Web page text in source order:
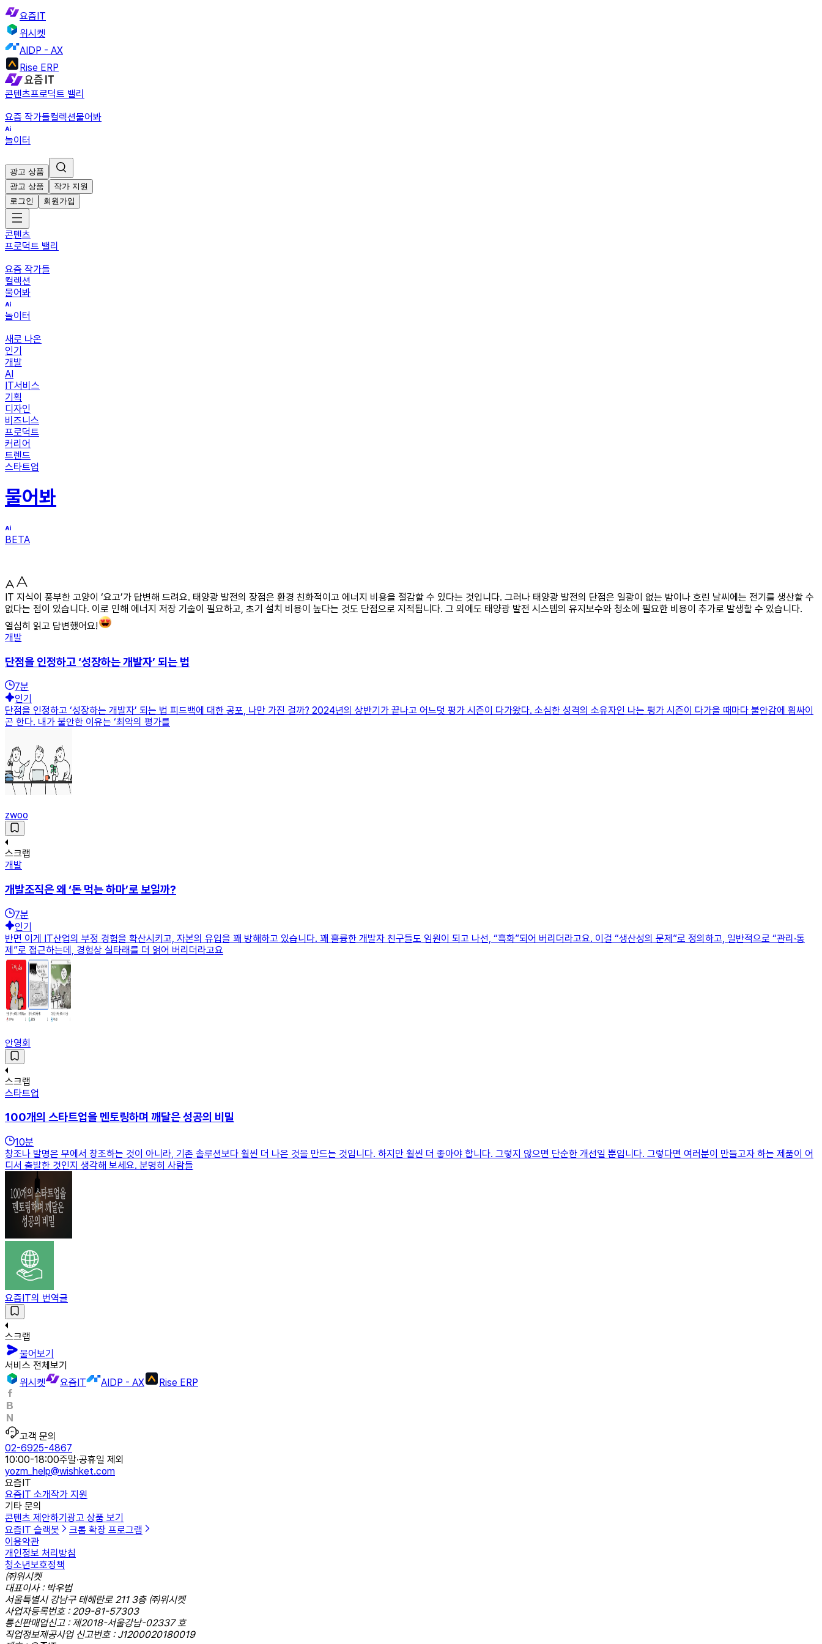
요즘IT
위시켓
AIDP - AX
Rise ERP
콘텐츠프로덕트 밸리
요즘 작가들컬렉션물어봐
놀이터
광고 상품
광고 상품
작가 지원
로그인
회원가입
콘텐츠
프로덕트 밸리
요즘 작가들
컬렉션
물어봐
놀이터
새로 나온
인기
개발
AI
IT서비스
기획
디자인
비즈니스
프로덕트
커리어
트렌드
스타트업
물어봐
BETA
IT 지식이 풍부한 고양이 ‘요고’가 답변해 드려요. 태양광 발전의 장점은 환경 친화적이고 에너지 비용을 절감할 수 있다는 것입니다. 그러나 태양광 발전의 단점은 일광이 없는 밤이나 흐린 날씨에는 전기를 생산할 수
없다는 점이 있습니다. 이로 인해 에너지 저장 기술이 필요하고, 초기 설치 비용이 높다는 것도 단점으로 지적됩니다. 그 외에도 태양광 발전 시스템의 유지보수와 청소에 필요한 비용이 추가로 발생할 수 있습니다.
열심히 읽고 답변했어요!
개발
단점을 인정하고 ‘성장하는 개발자’ 되는 법
7분
인기
단점을 인정하고 ‘성장하는 개발자’ 되는 법 피드백에 대한 공포, 나만 가진 걸까? 2024년의 상반기가 끝나고 어느덧 평가 시즌이 다가왔다. 소심한 성격의 소유자인 나는 평가 시즌이 다가올 때마다 불안감에 휩싸이
곤 한다. 내가 불안한 이유는 ‘최악의 평가를
zwoo
스크랩
개발
개발조직은 왜 ‘돈 먹는 하마’로 보일까?
7분
인기
반면 이게 IT산업의 부정 경험을 확산시키고, 자본의 유입을 꽤 방해하고 있습니다. 꽤 훌륭한 개발자 친구들도 임원이 되고 나선, “흑화”되어 버리더라고요. 이걸 “생산성의 문제”로 정의하고, 일반적으로 “관리∙통
제”로 접근하는데, 경험상 실타래를 더 얽어 버리더라고요
안영회
스크랩
스타트업
100개의 스타트업을 멘토링하며 깨달은 성공의 비밀
10분
창조나 발명은 무에서 창조하는 것이 아니라, 기존 솔루션보다 훨씬 더 나은 것을 만드는 것입니다. 하지만 훨씬 더 좋아야 합니다. 그렇지 않으면 단순한 개선일 뿐입니다. 그렇다면 여러분이 만들고자 하는 제품이 어
디서 출발한 것인지 생각해 보세요. 분명히 사람들
요즘IT의 번역글
스크랩
물어보기
서비스 전체보기
위시켓
요즘IT AIDP - AX Rise ERP
고객 문의
02-6925-4867
10:00-18:00주말·공휴일 제외
yozm_help@wishket.com
요즘IT
요즘IT 소개작가 지원
기타 문의
콘텐츠 제안하기 광고 상품 보기
요즘IT 슬랙봇
크롬 확장 프로그램
이용약관
개인정보 처리방침
청소년보호정책
㈜위시켓
대표이사 : 박우범
서울특별시 강남구 테헤란로 211 3층 ㈜위시켓
사업자등록번호 : 209-81-57303
통신판매업신고 : 제2018-서울강남-02337 호
직업정보제공사업 신고번호 : J1200020180019